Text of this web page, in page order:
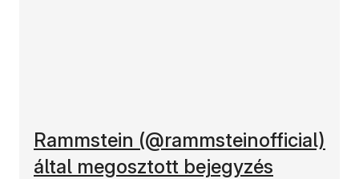
(új ablakban nyílik meg)
Rammstein (@rammsteinofficial)
által megosztott bejegyzés